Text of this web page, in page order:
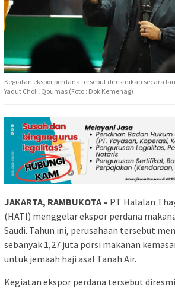
Kegiatan ekspor perdana tersebut diresmikan secara
Yaqut Cholil Qoumas (Foto : Dok Kemenag)
JAKARTA, RAMBUKOTA – PT Halalan
(HATI) menggelar ekspor perdana
Saudi. Tahun ini, perusahaan tersebut
sebanyak 1,27 juta porsi makanan
untuk jemaah haji asal Tanah Air.
Kegiatan ekspor perdana tersebut